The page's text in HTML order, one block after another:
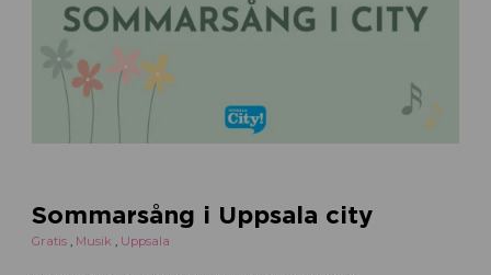
Sommarsång i Uppsala city
Gratis Musik Uppsala